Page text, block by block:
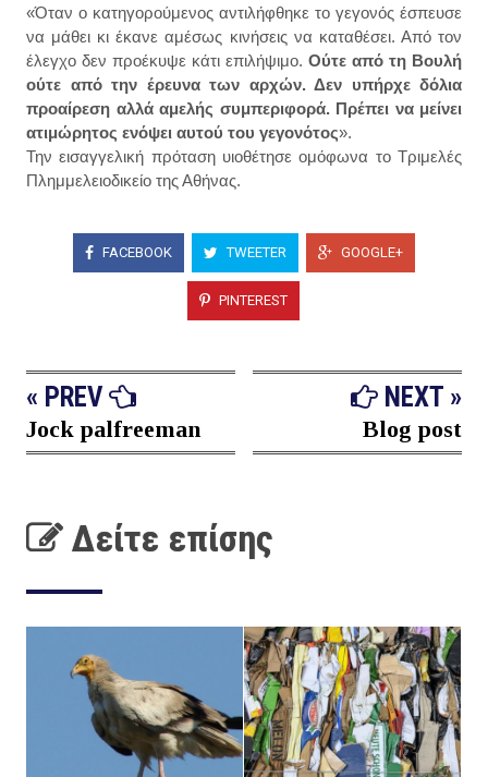
«Όταν ο κατηγορούμενος αντιλήφθηκε το γεγονός έσπευσε
να μάθει κι έκανε αμέσως κινήσεις να καταθέσει. Από τον
έλεγχο δεν προέκυψε κάτι επιλήψιμο. Ούτε από τη Βουλή
ούτε από την έρευνα των αρχών. Δεν υπήρχε δόλια
προαίρεση αλλά αμελής συμπεριφορά. Πρέπει να μείνει
ατιμώρητος ενόψει αυτού του γεγονότος».
Την εισαγγελική πρόταση υιοθέτησε ομόφωνα το Τριμελές
Πλημμελειοδικείο της Αθήνας.
FACEBOOK TWEETER GOOGLE+
PINTEREST
« PREV
Jock palfreeman
NEXT »
Blog post
Δείτε επίσης